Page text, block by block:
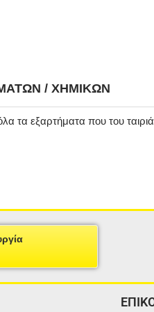
/ ΧΗΜΙΚΏΝ
τα εξαρτήματα που του